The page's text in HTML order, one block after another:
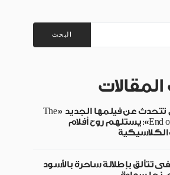
البحث
آن هاثاواي تتحدث عن فيلمها الجديد «The
End of Oak Street»: يستلهم روح أفلام
الكلاسيكية
تتألق بإطلالة ساحرة بالأسود